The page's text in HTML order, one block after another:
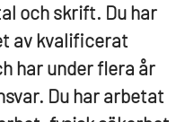
och skrift. Du har
av kvalificerat
har under flera år
Du har arbetat